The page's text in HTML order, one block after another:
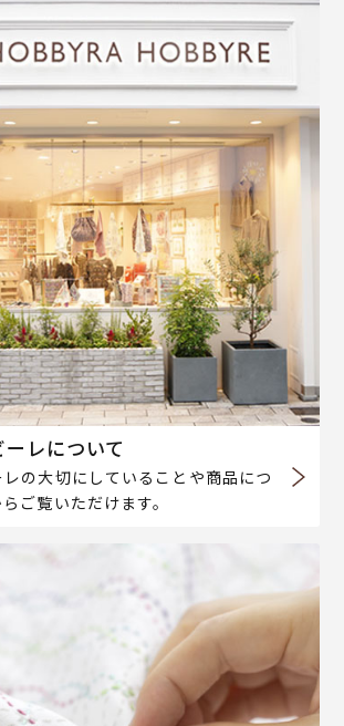
レについて
の大切にしていることや商品につ
ご覧いただけます。